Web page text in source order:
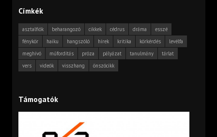
Címkék
asztalfiók beharangozó cikkek cédrus dráma
esszé
fénykör
haiku hangszóló hírek kritika körkérdés
levélfa
meghívó
műfordítás próza pályázat tanulmány
tárlat
vers
videók visszhang önszócikk
Támogatók